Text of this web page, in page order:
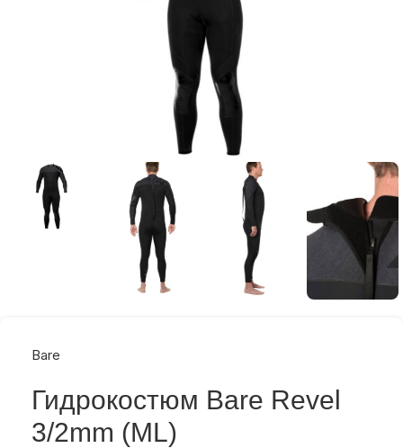
Bare
Гидрокостюм Bare Revel
3/2mm (ML)